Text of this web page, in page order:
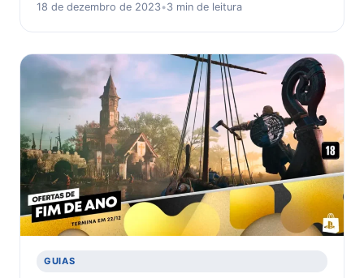
18 de dezembro de 2023•3 min de leitura
GUIAS